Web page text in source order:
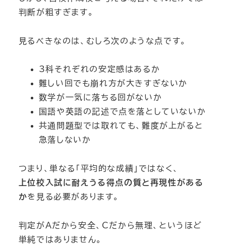
判断が粗すぎます。
見るべきなのは、むしろ次のような点です。
3科それぞれの安定感はあるか
難しい回でも崩れ方が大きすぎないか
数学が一気に落ちる回がないか
国語や英語の記述で点を落としていないか
共通問題型では取れても、難度が上がると
急落しないか
つまり、単なる「平均的な成績」ではなく、
上位校入試に耐えうる得点の質と再現性がある
かを見る必要があります。
判定がAだから安全、Cだから無理、というほど
単純ではありません。